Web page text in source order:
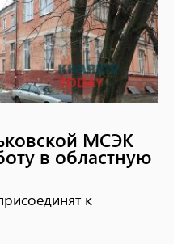
МСЭК
в областную
к